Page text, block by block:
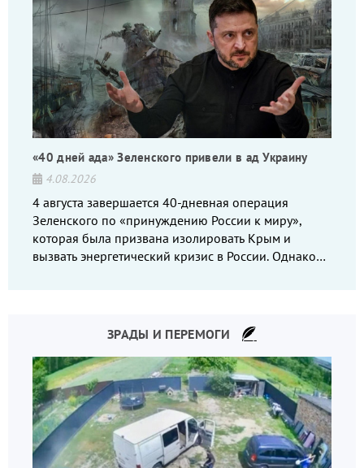
«40 дней ада» Зеленского привели в ад Украину
4.08.2026
4 августа завершается 40-дневная операция
Зеленского по «принуждению России к миру»,
которая была призвана изолировать Крым и
вызвать энергетический кризис в России. Однако
ЗРАДЫ И ПЕРЕМОГИ